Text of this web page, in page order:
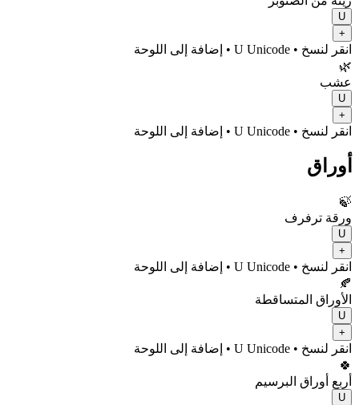
U
+
انقر لنسخ • U
Unicode
• إضافة إلى اللوحة
🌿
عشب
U
+
انقر لنسخ • U
Unicode
• إضافة إلى اللوحة
أوراق
🍃
ورقة ترفرف
U
+
انقر لنسخ • U
Unicode
• إضافة إلى اللوحة
🍂
الأوراق المتساقطة
U
+
انقر لنسخ • U
Unicode
• إضافة إلى اللوحة
🍀
أربع أوراق البرسيم
U